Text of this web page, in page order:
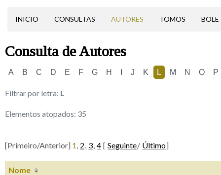
INICIO CONSULTAS AUTORES TOMOS
Consulta deAutores
A B C D E F G H J K L M N O P
Filtrar por letra: L
Elementos atopados: 35
[Primeiro/Anterior] 1, 2, 3, 4 [ Seguinte/ Último]
Nome